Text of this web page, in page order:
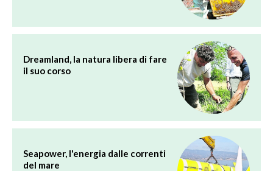
Dreamland, la natura libera di fare
il suo corso
Seapower, l'energia dalle correnti
del mare